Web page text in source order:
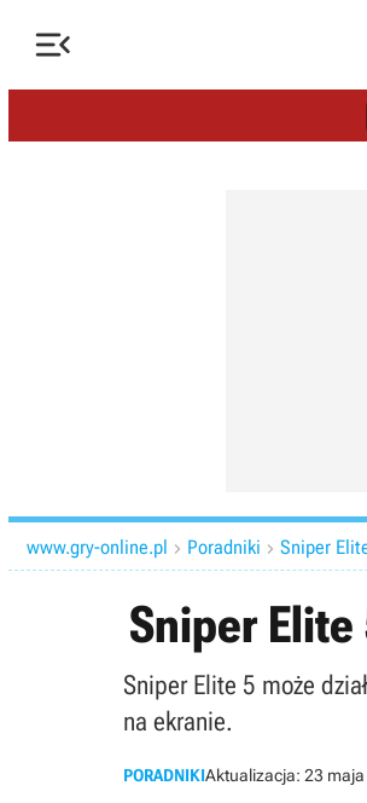

www.gry-online.pl  Poradniki  Sniper
Sniper
Sniper Elite 5 może
na ekranie.
PORADNIKIAktualizacja: 23